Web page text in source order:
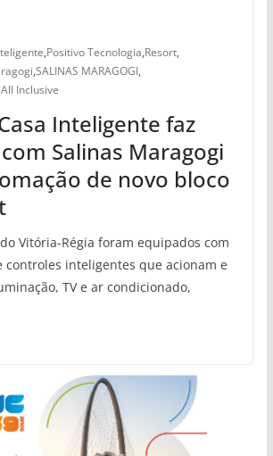
,Positivo Tecnologia,Resort,
,SALINAS MARAGOGI,
Inclusive
Inteligente faz
Salinas Maragogi
de novo bloco
Vitória-Régia foram equipados com
inteligentes que acionam e
TV e ar condicionado,